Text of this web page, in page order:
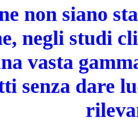
non siano
negli studi
vasta
senza dare